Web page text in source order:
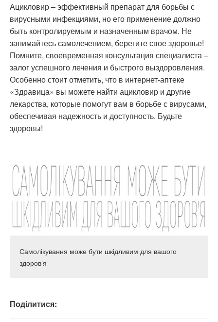
Ацикловир – эффективный препарат для борьбы с
вирусными инфекциями, но его применение должно
быть контролируемым и назначенным врачом. Не
занимайтесь самолечением, берегите свое здоровье!
Помните, своевременная консультация специалиста –
залог успешного лечения и быстрого выздоровления.
Особенно стоит отметить, что в интернет-аптеке
«Здравица» вы можете найти ацикловир и другие
лекарства, которые помогут вам в борьбе с вирусами,
обеспечивая надежность и доступность. Будьте
здоровы!
Самолікування може бути шкідливим для вашого
здоровʼя
Поділитися: